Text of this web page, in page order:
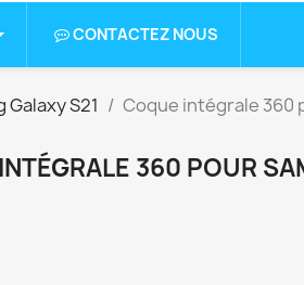
CONTACTEZ NOUS
S21 Coque intégrale 360
360 POUR